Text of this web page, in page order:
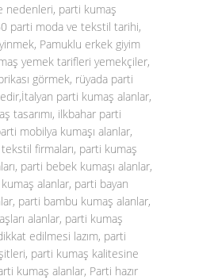
nedenleri, parti kumaş
parti moda ve tekstil tarihi,
Pamuklu erkek giyim
yemek tarifleri yemekçiler,
görmek, rüyada parti
parti kumaş alanlar,
tasarımı, ilkbahar parti
mobilya kumaşı alanlar,
firmaları, parti kumaş
parti bebek kumaşı alanlar,
alanlar, parti bayan
parti bambu kumaş alanlar,
alanlar, parti kumaş
edilmesi lazım, parti
parti kumaş kalitesine
kumaş alanlar, Parti hazır